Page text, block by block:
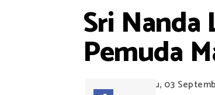
Sri Nanda
Pemuda
Rabu, 03